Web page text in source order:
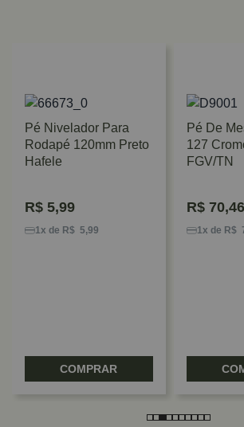
Pé Nivelador Para
Rodapé 120mm Preto
Hafele
R$ 5,99
1x de R$ 5,99
COMPRAR
Pé De
127
FGV/TN
R$ 70,46
1x de R$